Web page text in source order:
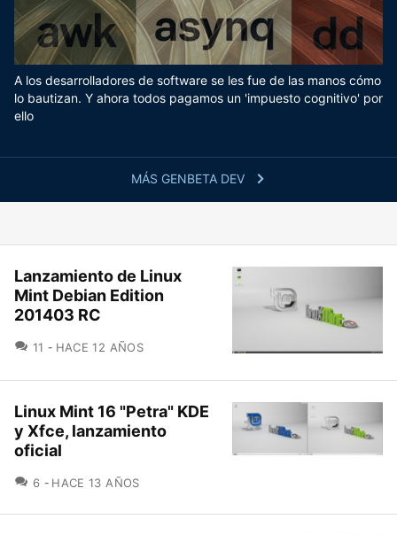
MÁS GENBETA DEV
A los desarrolladores de software se les fue de las manos cómo
lo bautizan. Y ahora todos pagamos un 'impuesto cognitivo' por
ello
Lanzamiento de Linux
Mint Debian Edition
201403 RC
11 COMENTARIOS
HACE 12 AÑOS
Linux Mint 16 "Petra" KDE
y Xfce, lanzamiento
oficial
6 COMENTARIOS
HACE 13 AÑOS